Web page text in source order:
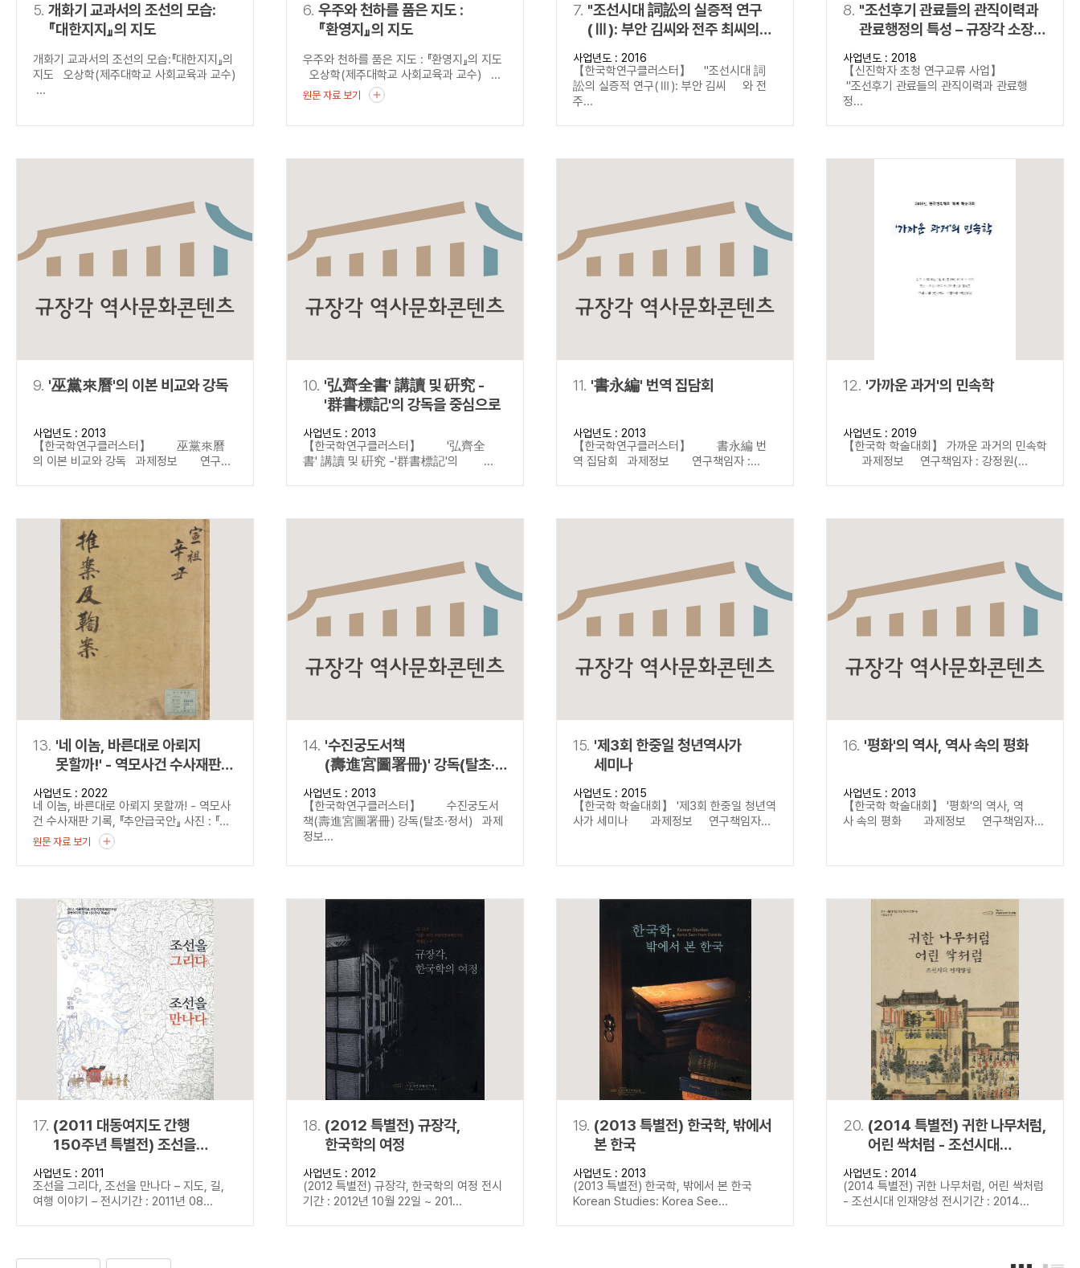
5. 개화기 교과서의 조선의 모습:
『대한지지』의 지도
개화기 교과서의 조선의 모습:『대한지지』의
지도 오상학(제주대학교 사회교육과 교수)
...
6. 우주와 천하를 품은 지도 :
『환영지』의 지도
우주와 천하를 품은 지도 : 『환영지』의 지도
오상학(제주대학교 사회교육과 교수) ...
원문 자료 보기
7. "조선시대 詞訟의 실증적 연구
(Ⅲ): 부안 김씨와 전주 최씨의
산송 자료 강독"
사업년도 : 2016
【한국학연구클러스터】 "조선시대 詞
訟의 실증적 연구(Ⅲ): 부안 김씨 와 전
주...
8. "조선후기 관료들의 관직이력과
관료행정의 특성 – 규장각 소장
‘정사책’(政事冊) 자료의 분석을
중심으로"
사업년도 : 2018
【신진학자 초청 연구교류 사업】
"조선후기 관료들의 관직이력과 관료행
정...
9. '巫黨來曆'의 이본 비교와 강독
사업년도 : 2013
【한국학연구클러스터】 巫黨來曆
의 이본 비교와 강독 과제정보 연구...
10. '弘齊全書' 講讀 및 硏究 -
'群書標記'의 강독을 중심으로
사업년도 : 2013
【한국학연구클러스터】 '弘齊全
書' 講讀 및 硏究 -'群書標記'의 ...
11. '書永編' 번역 집담회
사업년도 : 2013
【한국학연구클러스터】 書永編 번
역 집담회 과제정보 연구책임자 :...
12. '가까운 과거'의 민속학
사업년도 : 2019
【한국학 학술대회】 가까운 과거의 민속학
과제정보 연구책임자 : 강정원(...
13. '네 이놈, 바른대로 아뢰지
못할까!' - 역모사건 수사재판
기록, 『추안급국안』
사업년도 : 2022
네 이놈, 바른대로 아뢰지 못할까! - 역모사
건 수사재판 기록, 『추안급국안』 사진 : 『...
원문 자료 보기
14. '수진궁도서책
(壽進宮圖署冊)' 강독(탈초·
정서)
사업년도 : 2013
【한국학연구클러스터】 수진궁도서
책(壽進宮圖署冊) 강독(탈초·정서) 과제
정보...
15. '제3회 한중일 청년역사가
세미나
사업년도 : 2015
【한국학 학술대회】 '제3회 한중일 청년역
사가 세미나 과제정보 연구책임자...
16. '평화'의 역사, 역사 속의 평화
사업년도 : 2013
【한국학 학술대회】 '평화'의 역사, 역
사 속의 평화 과제정보 연구책임자...
17. (2011 대동여지도 간행
150주년 특별전) 조선을
그리다, 조선을 만나다
사업년도 : 2011
조선을 그리다, 조선을 만나다 – 지도, 길,
여행 이야기 – 전시기간 : 2011년 08...
18. (2012 특별전) 규장각,
한국학의 여정
사업년도 : 2012
(2012 특별전) 규장각, 한국학의 여정 전시
기간 : 2012년 10월 22일 ~ 201...
19. (2013 특별전) 한국학, 밖에서
본 한국
사업년도 : 2013
(2013 특별전) 한국학, 밖에서 본 한국
Korean Studies: Korea See...
20. (2014 특별전) 귀한 나무처럼,
어린 싹처럼 - 조선시대
인재양성
사업년도 : 2014
(2014 특별전) 귀한 나무처럼, 어린 싹처럼
- 조선시대 인재양성 전시기간 : 2014...